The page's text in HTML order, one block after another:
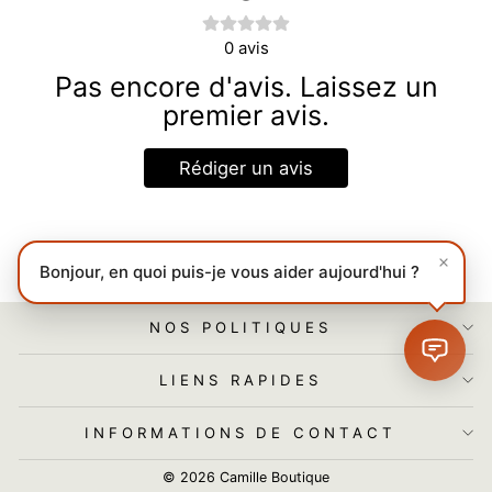
0 avis
Pas encore d'avis. Laissez un
premier avis.
Rédiger un avis
NOS POLITIQUES
LIENS RAPIDES
INFORMATIONS DE CONTACT
© 2026 Camille Boutique
Bonjour, en quoi puis-je vous aider aujourd'hui ?